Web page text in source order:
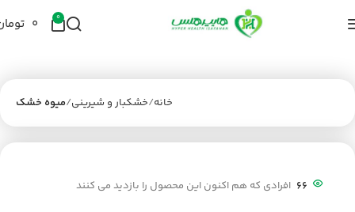
0 ۰
خانه خشکبار و شیرینی میوه خشک
66 افرادی که هم اکنون این محصول را بازدید می کنند